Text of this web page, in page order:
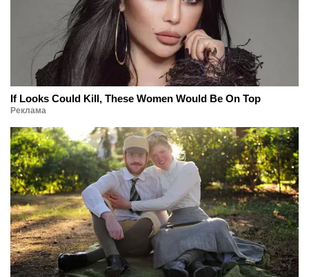
If Looks Could Kill, These Women Would Be On Top
Реклама